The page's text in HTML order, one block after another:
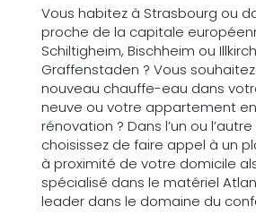
Vous habitez à Strasbourg ou
proche de la capitale
Schiltigheim, Bischheim ou
Graffenstaden ? Vous
nouveau chauffe-eau dans
neuve ou votre appartement
rénovation ? Dans l’un ou l’autre
choisissez de faire appel à un
à proximité de votre domicile
spécialisé dans le matériel
leader dans le domaine du